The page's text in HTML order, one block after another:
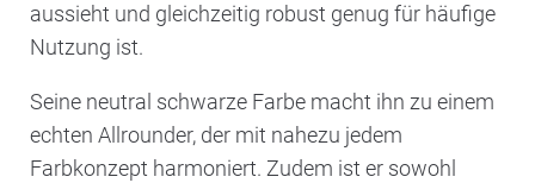
aussieht und gleichzeitig robust genug für häufige
Nutzung ist.
Seine neutral schwarze Farbe macht ihn zu einem
echten Allrounder, der mit nahezu jedem
Farbkonzept harmoniert. Zudem ist er sowohl